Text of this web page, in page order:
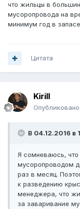
что жильцы в
мусоропровода на
минимум год в
Цитата
Kirill
Опубликовано
В 04.12.2016 в
Я сомневаюсь, что
мусоропроводом
раз в месяц.
к разведению
менеджера, что
за заваривание